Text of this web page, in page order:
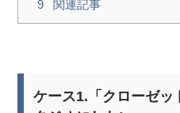
9
関連記事
ケース1.「クローゼッ